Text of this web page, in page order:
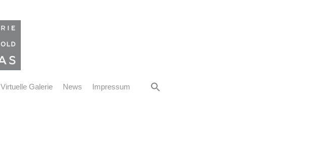
Virtuelle Galerie News Impressum